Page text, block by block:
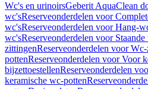
Wc's en urinoirsGeberit AquaClean
wc'sReserveonderdelen voor
wc'sReserveonderdelen voor Hang-
wc'sReserveonderdelen voor Staande
zittingenReserveonderdelen voor
pottenReserveonderdelen voor Voor
bijzettoestellenReserveonderdelen
keramische wc-potten